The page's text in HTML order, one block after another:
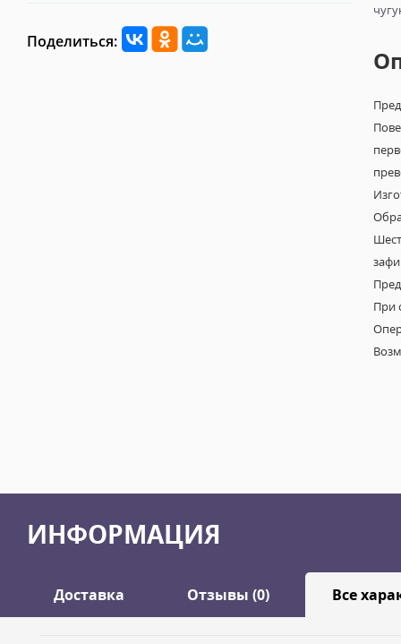
Поделиться:
При
ИНФОРМАЦИЯ
Доставка Отзывы (0) Все